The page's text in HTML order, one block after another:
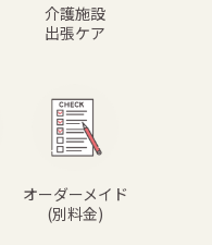
介護施設
出張ケア
オーダーメイド
(別料金)